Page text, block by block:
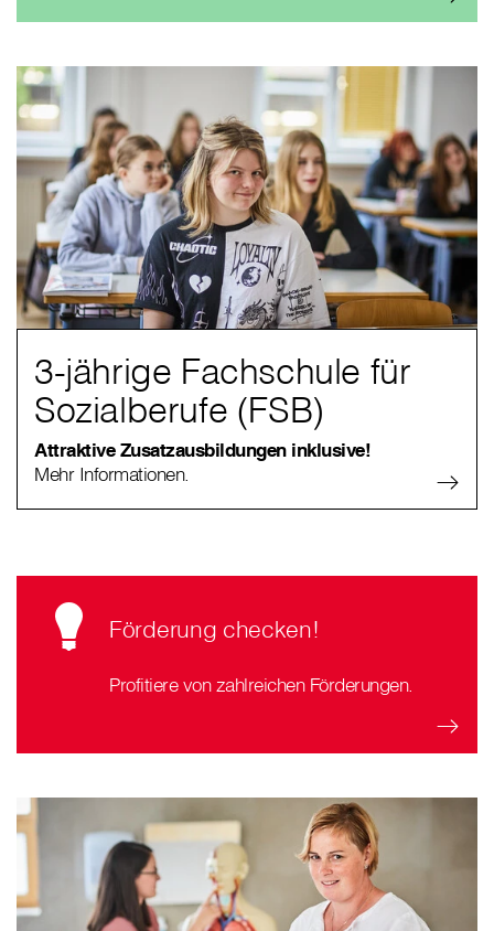
3-jährige Fachschule für
Sozialberufe (FSB)
Attraktive Zusatzausbildungen inklusive!
Mehr Informationen.
Förderung checken!
Profitiere von zahlreichen Förderungen.